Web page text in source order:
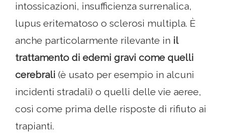
intossicazioni, insufficienza surrenalica,
lupus eritematoso o sclerosi multipla. È
anche particolarmente rilevante in il
trattamento di edemi gravi come quelli
cerebrali (è usato per esempio in alcuni
incidenti stradali) o quelli delle vie aeree,
così come prima delle risposte di rifiuto ai
trapianti.